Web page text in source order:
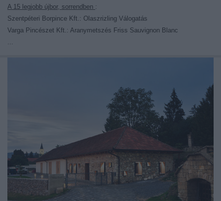
A 15 legjobb újbor, sorrendben :
Szentpéteri Borpince Kft.: Olaszrizling Válogatás
Varga Pincészet Kft.: Aranymetszés Friss Sauvignon Blanc
...